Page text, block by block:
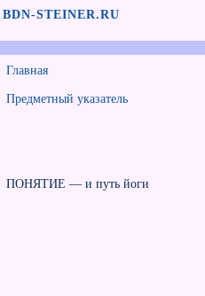
BDN-STEINER.RU
Главная
Предметный указатель
ПОНЯТИЕ — и путь йоги